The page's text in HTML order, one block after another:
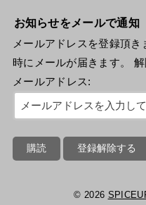
お知らせをメールで通知
メールアドレスを登録頂
時にメールが届きます。
メールアドレス:
© 2026